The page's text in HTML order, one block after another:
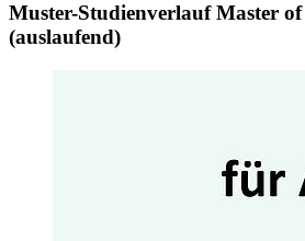
Muster-Studienverlauf Master
(auslaufend)